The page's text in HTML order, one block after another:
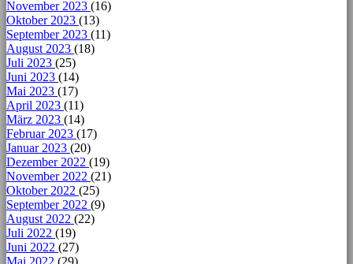
November 2023 (16)
Oktober 2023 (13)
September 2023 (11)
August 2023 (18)
Juli 2023 (25)
Juni 2023 (14)
Mai 2023 (17)
April 2023 (11)
März 2023 (14)
Februar 2023 (17)
Januar 2023 (20)
Dezember 2022 (19)
November 2022 (21)
Oktober 2022 (25)
September 2022 (9)
August 2022 (22)
Juli 2022 (19)
Juni 2022 (27)